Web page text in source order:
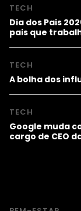
TECH
Dia dos Pais
pais que
TECH
A bolha dos
TECH
Google muda
cargo de CEO